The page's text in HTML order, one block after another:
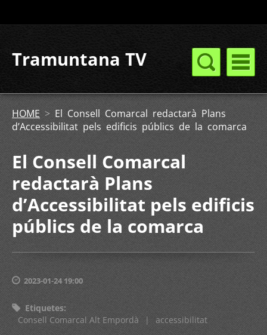
Tramuntana TV
HOME > El Consell Comarcal redactarà Plans
d’Accessibilitat pels edificis públics de la comarca
El Consell Comarcal
redactarà Plans
d’Accessibilitat pels edificis
públics de la comarca
2023-01-24 19:00
Etiquetes:
Consell Comarcal Alt Empordà
| accessibilitat